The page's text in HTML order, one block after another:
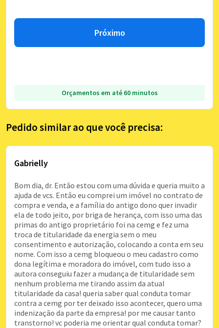
Próximo
Orçamentos em até 60 minutos
Pedido similar ao que você precisa:
Gabrielly
Bom dia, dr. Então estou com uma dúvida e queria muito a
ajuda de vcs. Então eu comprei um imóvel no contrato de
compra e venda, e a família do antigo dono quer invadir
ela de todo jeito, por briga de herança, com isso uma das
primas do antigo proprietário foi na cemg e fez uma
troca de titularidade da energia sem o meu
consentimento e autorização, colocando a conta em seu
nome. Com isso a cemg bloqueou o meu cadastro como
dona legítima e moradora do imóvel, com tudo isso a
autora conseguiu fazer a mudança de titularidade sem
nenhum problema me tirando assim da atual
titularidade da casa! queria saber qual conduta tomar
contra a cemg por ter deixado isso acontecer, quero uma
indenização da parte da empresa! por me causar tanto
transtorno! vc poderia me orientar qual conduta tomar?